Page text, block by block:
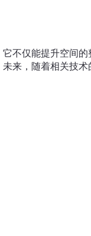
不仅能提升空间
来，随着相关技